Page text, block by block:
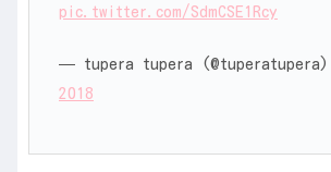
pic.twitter.com/SdmCSE1Rcy
— tupera tupera (@tuperatupera)
2018